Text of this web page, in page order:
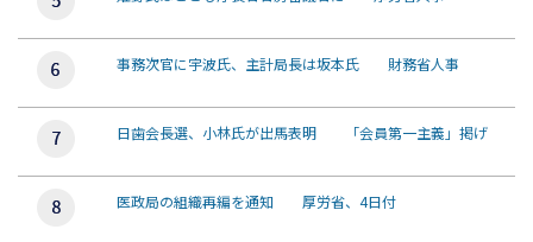
事務次官に宇波氏、主計局長は坂本氏 財務省人事
日歯会長選、小林氏が出馬表明 「会員第一主義」掲げ
医政局の組織再編を通知 厚労省、4日付